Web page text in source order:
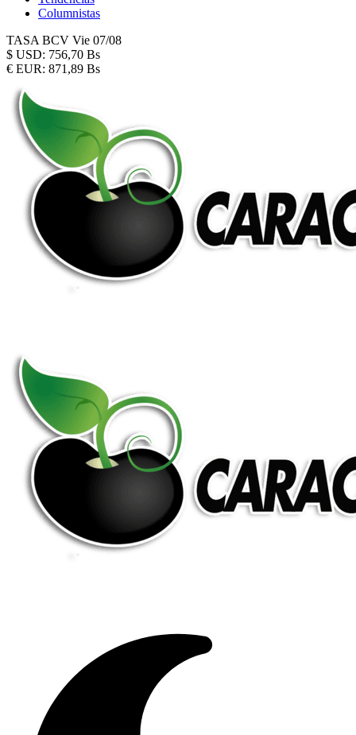
Columnistas
TASA BCV Vie 07/08
$ USD: 756,70 Bs
€ EUR: 871,89 Bs